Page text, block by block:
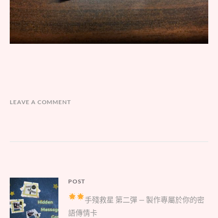
LEAVE A COMMENT
文
章
導
POST
Parent
post:
手殘救星 第二彈 — 製作專屬於你的密
語傳情卡